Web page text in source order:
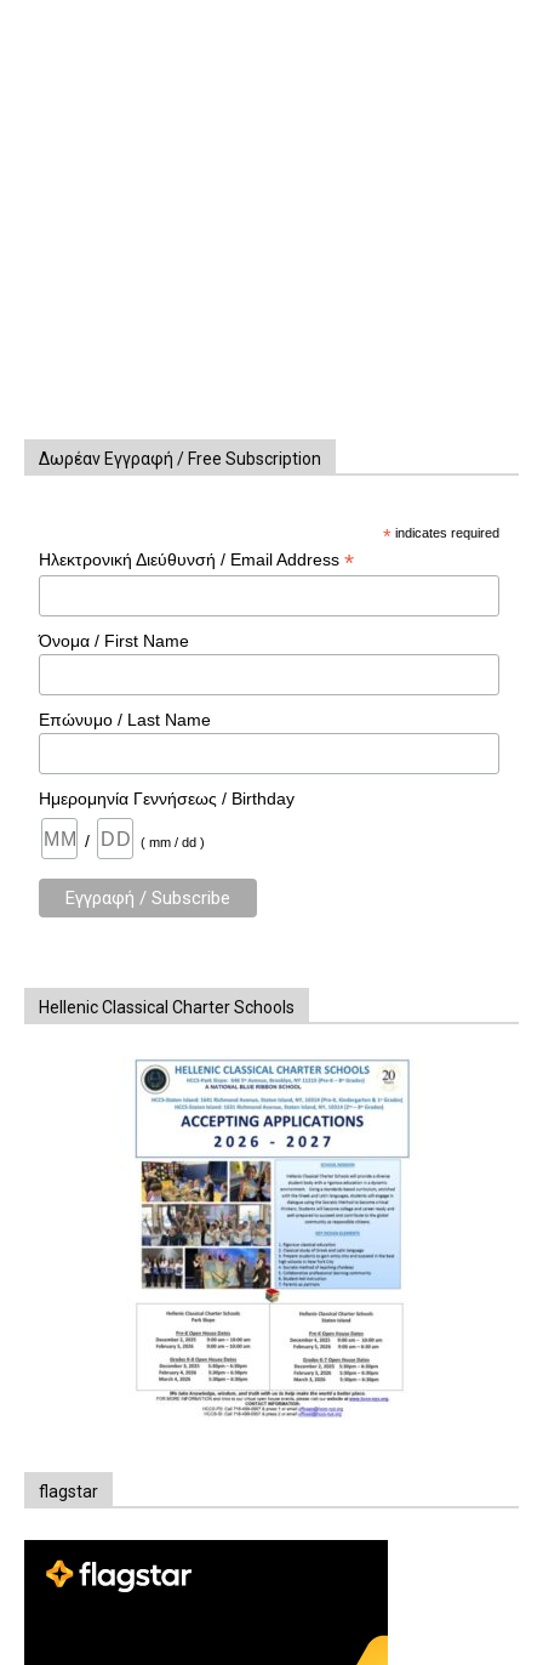
Δωρέαν Εγγραφή / Free Subscription
* indicates required
Ηλεκτρονική Διεύθυνσή / Email Address*
Όνομα / First Name
Επώνυμο / Last Name
Ημερομηνία Γεννήσεως / Birthday
/ ( mm / dd )
Hellenic Classical Charter Schools
flagstar